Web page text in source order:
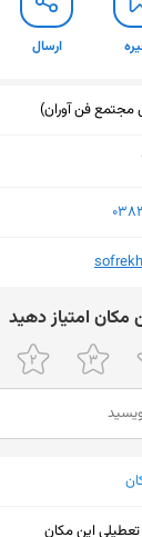
ارسال
ﻣﮑﺎن اﻣﺘﯿﺎز دﻫﯿﺪ
تعطیلی این مکان